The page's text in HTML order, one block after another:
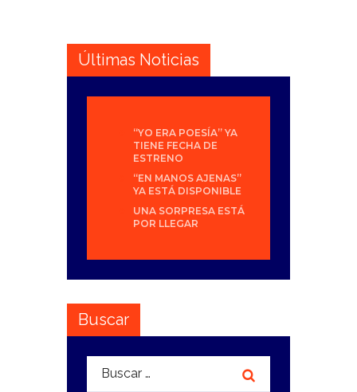
Últimas Noticias
“YO ERA POESÍA” YA
TIENE FECHA DE
ESTRENO
“EN MANOS AJENAS”
YA ESTÁ DISPONIBLE
UNA SORPRESA ESTÁ
POR LLEGAR
Buscar
Buscar: